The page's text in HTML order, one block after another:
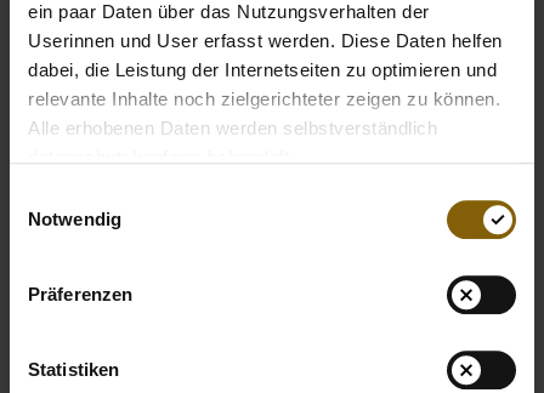
ein paar Daten über das Nutzungsverhalten der
Userinnen und User erfasst werden. Diese Daten helfen
dabei, die Leistung der Internetseiten zu optimieren und
relevante Inhalte noch zielgerichteter zeigen zu können.
Alle erhobenen Daten werden selbstverständlich
Notwendig
Präferenzen
Statistiken